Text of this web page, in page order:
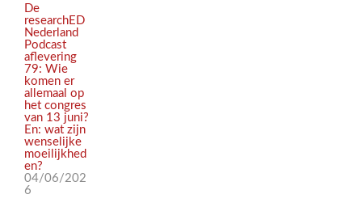
De
researchED
Nederland
Podcast
aflevering
79: Wie
komen er
allemaal op
het congres
van 13 juni?
En: wat zijn
wenselijke
moeilijkhed
en?
04/06/202
6